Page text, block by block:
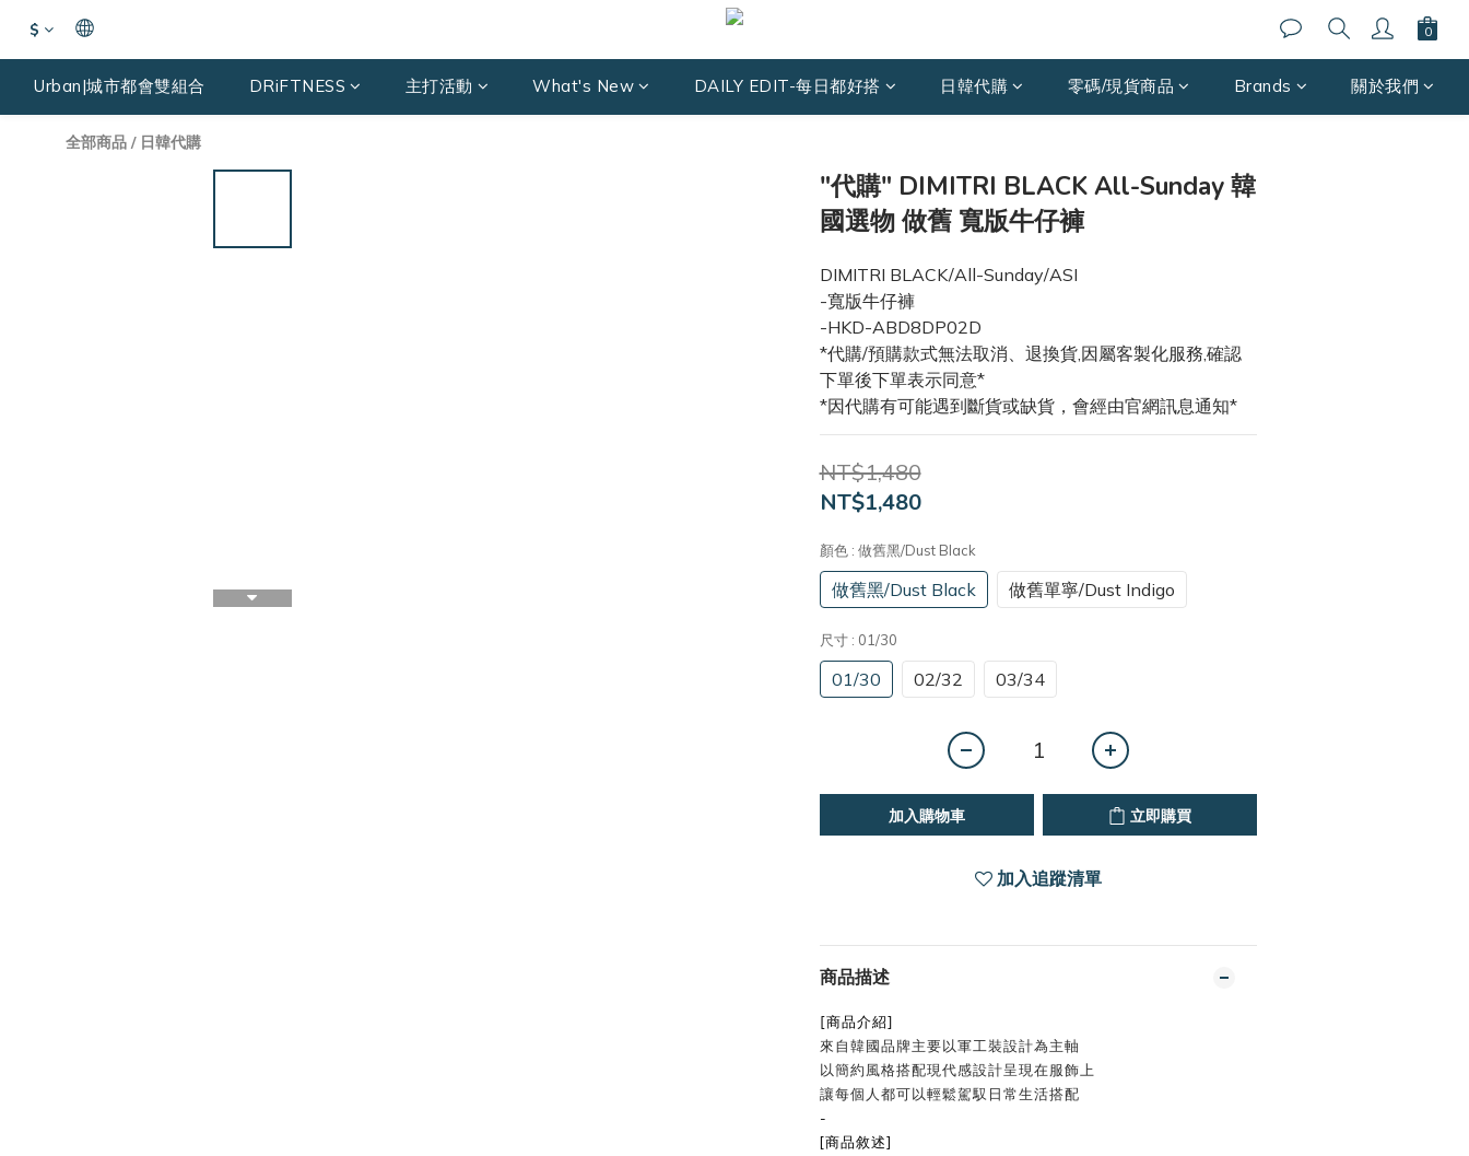
$
Urban|城市都會雙組合 DRiFTNESS 主打活動 What's New DAILY EDIT-每日都好搭 日韓代購 零碼/現貨商品 Brands 關於我們
全部商品 / 日韓代購
"代購" DIMITRI BLACK All-Sunday 韓
國選物 做舊 寬版牛仔褲
DIMITRI BLACK/All-Sunday/ASI
-寬版牛仔褲
-HKD-ABD8DP02D
*代購/預購款式無法取消、退換貨,因屬客製化服務,確認
下單後下單表示同意*
*因代購有可能遇到斷貨或缺貨，會經由官網訊息通知*
NT$1,480
NT$1,480
顏色 : 做舊黑/Dust Black
做舊黑/Dust Black 做舊單寧/Dust Indigo
尺寸 : 01/30
01/30 02/32 03/34
加入購物車 立即購買
加入追蹤清單
商品描述
[商品介紹]
來自韓國品牌主要以軍工裝設計為主軸
以簡約風格搭配現代感設計呈現在服飾上
讓每個人都可以輕鬆駕馭日常生活搭配
-
[商品敘述]